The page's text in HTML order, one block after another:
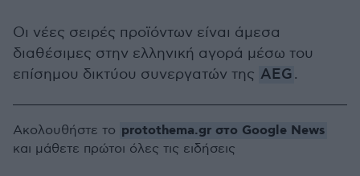
Οι νέες σειρές προϊόντων είναι άμεσα
διαθέσιμες στην ελληνική αγορά μέσω του
επίσημου δικτύου συνεργατών της AEG.
Ακολουθήστε το protothema.gr στο Google News
και μάθετε πρώτοι όλες τις ειδήσεις